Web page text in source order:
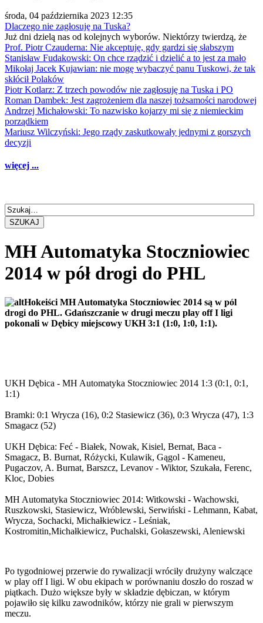
środa, 04 października 2023 12:35
Dlaczego nie zagłosuję na Tuska?
Już dni dzielą nas od kolejnych wyborów. Niektórzy twierdzą, że
Prof. Piotr Czauderna: Nie akceptuję, gdy gardzi się słabszym
Stanisław Fudakowski: On chce rządzić i dzielić a to jest za mało
Mikołaj Jacek Kujawian: nie mogę wybaczyć panu Tuskowi, że tak
skłócił Polaków
Piotr Kotlarz: Z trzech powodów nie zagłosuję na Tuska i PO
Roman Dambek: Jest zagrożeniem dla naszej tożsamości narodowej
Andrzej Michałowski: To nazwisko kojarzy mi się z niemieckim
porządkiem
Mariusz Wilczyński: Jego rządy zaskutkowały jednymi z gorszych
decyzji
więcej ...
SZUKAJ
MH Automatyka Stoczniowiec
2014 w pół drogi do PHL
Hokeiści MH Automatyka Stoczniowiec 2014 są w pól
drogi do PHL. Gdańszczanie w drugi meczu play off I ligi
pokonali w Dębicy miejscowy UKH 3:1 (1:0, 1:0, 1:1).
UKH Dębica - MH Automatyka Stoczniowiec 2014 1:3 (0:1, 0:1,
1:1)
Bramki: 0:1 Wrycza (16), 0:2 Stasiewicz (36), 0:3 Wrycza (47), 1:3
Smagacz (52)
UKH Dębica: Feć - Białek, Nowak, Kisiel, Bernat, Baca -
Smagacz, B. Burnat, Różycki, Kulawik, Gągol - Kameneu,
Pugaczov, A. Burnat, Barszcz, Levanov - Wiktor, Szukała, Ferenc,
Kloc, Dobies
MH Automatyka Stoczniowiec 2014: Witkowski - Wachowski,
Ruszkowski, Stasiewicz, Wróblewski, Serwiński - Lehmann, Kabat,
Wrycza, Sochacki, Michałkiewicz - Leśniak,
Kostromitin,Michałkiewicz, Puchalski, Gołaszewski, Aleniewski
Po tygodniowej przerwie do rywalizacji wróciły drużyny walczące
w play off I ligi. W obu ekipach w porównaniu doszło do roszad w
piątkach. Dużo większe były w składzie dębiczan, w którym
pojawiło się kilku zawodników, którzy nie grali w pierwszym
meczu.